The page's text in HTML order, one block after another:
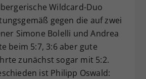
Wildcard-Duo
gegen die auf zwei
Simone Bolelli und Andrea
beim 5:7, 3:6 aber gute
zunächst sogar mit 5:2.
ist Philipp Oswald: